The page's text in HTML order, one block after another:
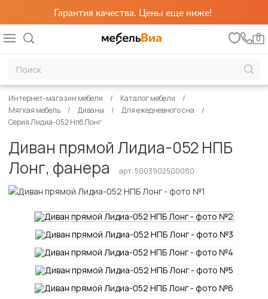
Гарантия качества. Цены еще ниже!
0
Интернет-магазин мебели
Каталог мебели
Мягкая мебель
Диваны
Для ежедневного сна
Серия Лидиа-052 Нпб Лонг
Диван прямой Лидиа-052 НПБ
Лонг, фанера
арт. 5003902500080